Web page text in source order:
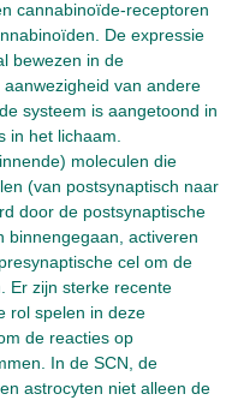
cannabinoïde-receptoren
De expressie
bewezen in de
van andere
systeem is aangetoond in
in het lichaam.
moleculen die
(van postsynaptisch naar
door de postsynaptische
binnengegaan, activeren
cel om de
Er zijn sterke recente
rol spelen in deze
de reacties op
In de SCN, de
astrocyten niet alleen de